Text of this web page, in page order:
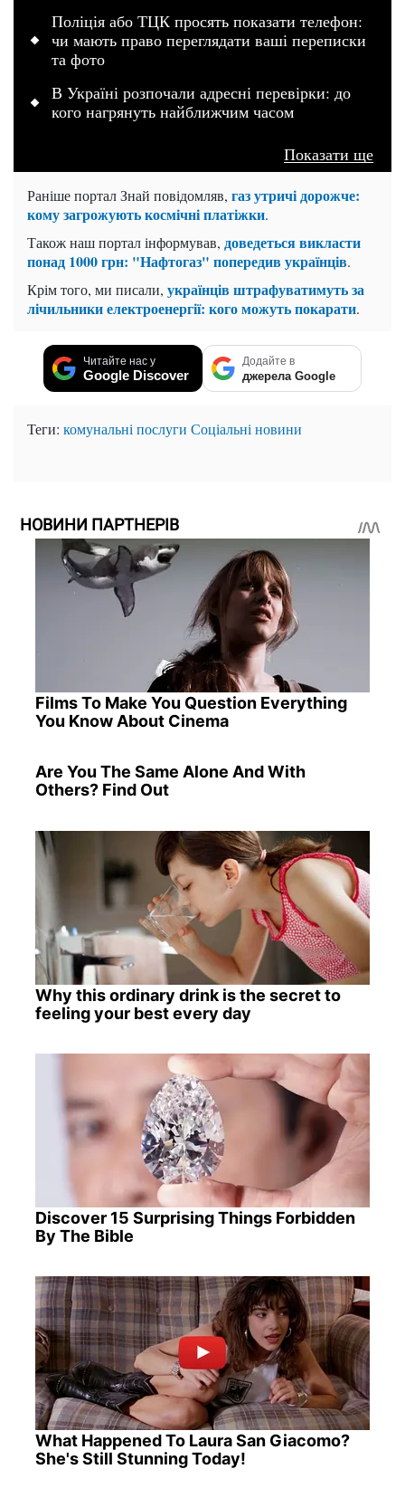
Поліція або ТЦК просять показати телефон:
чи мають право переглядати ваші переписки
та фото
В Україні розпочали адресні перевірки: до
кого нагрянуть найближчим часом
Показати ще
Раніше портал Знай повідомляв, газ утричі дорожче:
кому загрожують космічні платіжки.
Також наш портал інформував, доведеться викласти
понад 1000 грн: "Нафтогаз" попередив українців.
Крім того, ми писали, українців штрафуватимуть за
лічильники електроенергії: кого можуть покарати.
Читайте нас у
Google Discover
Додайте в
джерела Google
Теги: комунальні послуги Соціальні новини
НОВИНИ ПАРТНЕРІВ
Films To Make You Question Everything
You Know About Cinema
Are You The Same Alone And With
Others? Find Out
Why this ordinary drink is the secret to
feeling your best every day
Discover 15 Surprising Things Forbidden
By The Bible
What Happened To Laura San Giacomo?
She's Still Stunning Today!